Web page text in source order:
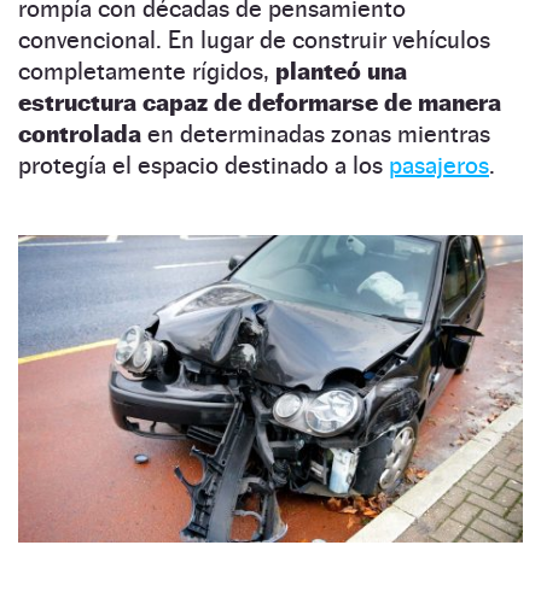
rompía con décadas de pensamiento
convencional. En lugar de construir vehículos
completamente rígidos, planteó una
estructura capaz de deformarse de manera
controlada en determinadas zonas mientras
protegía el espacio destinado a los pasajeros.